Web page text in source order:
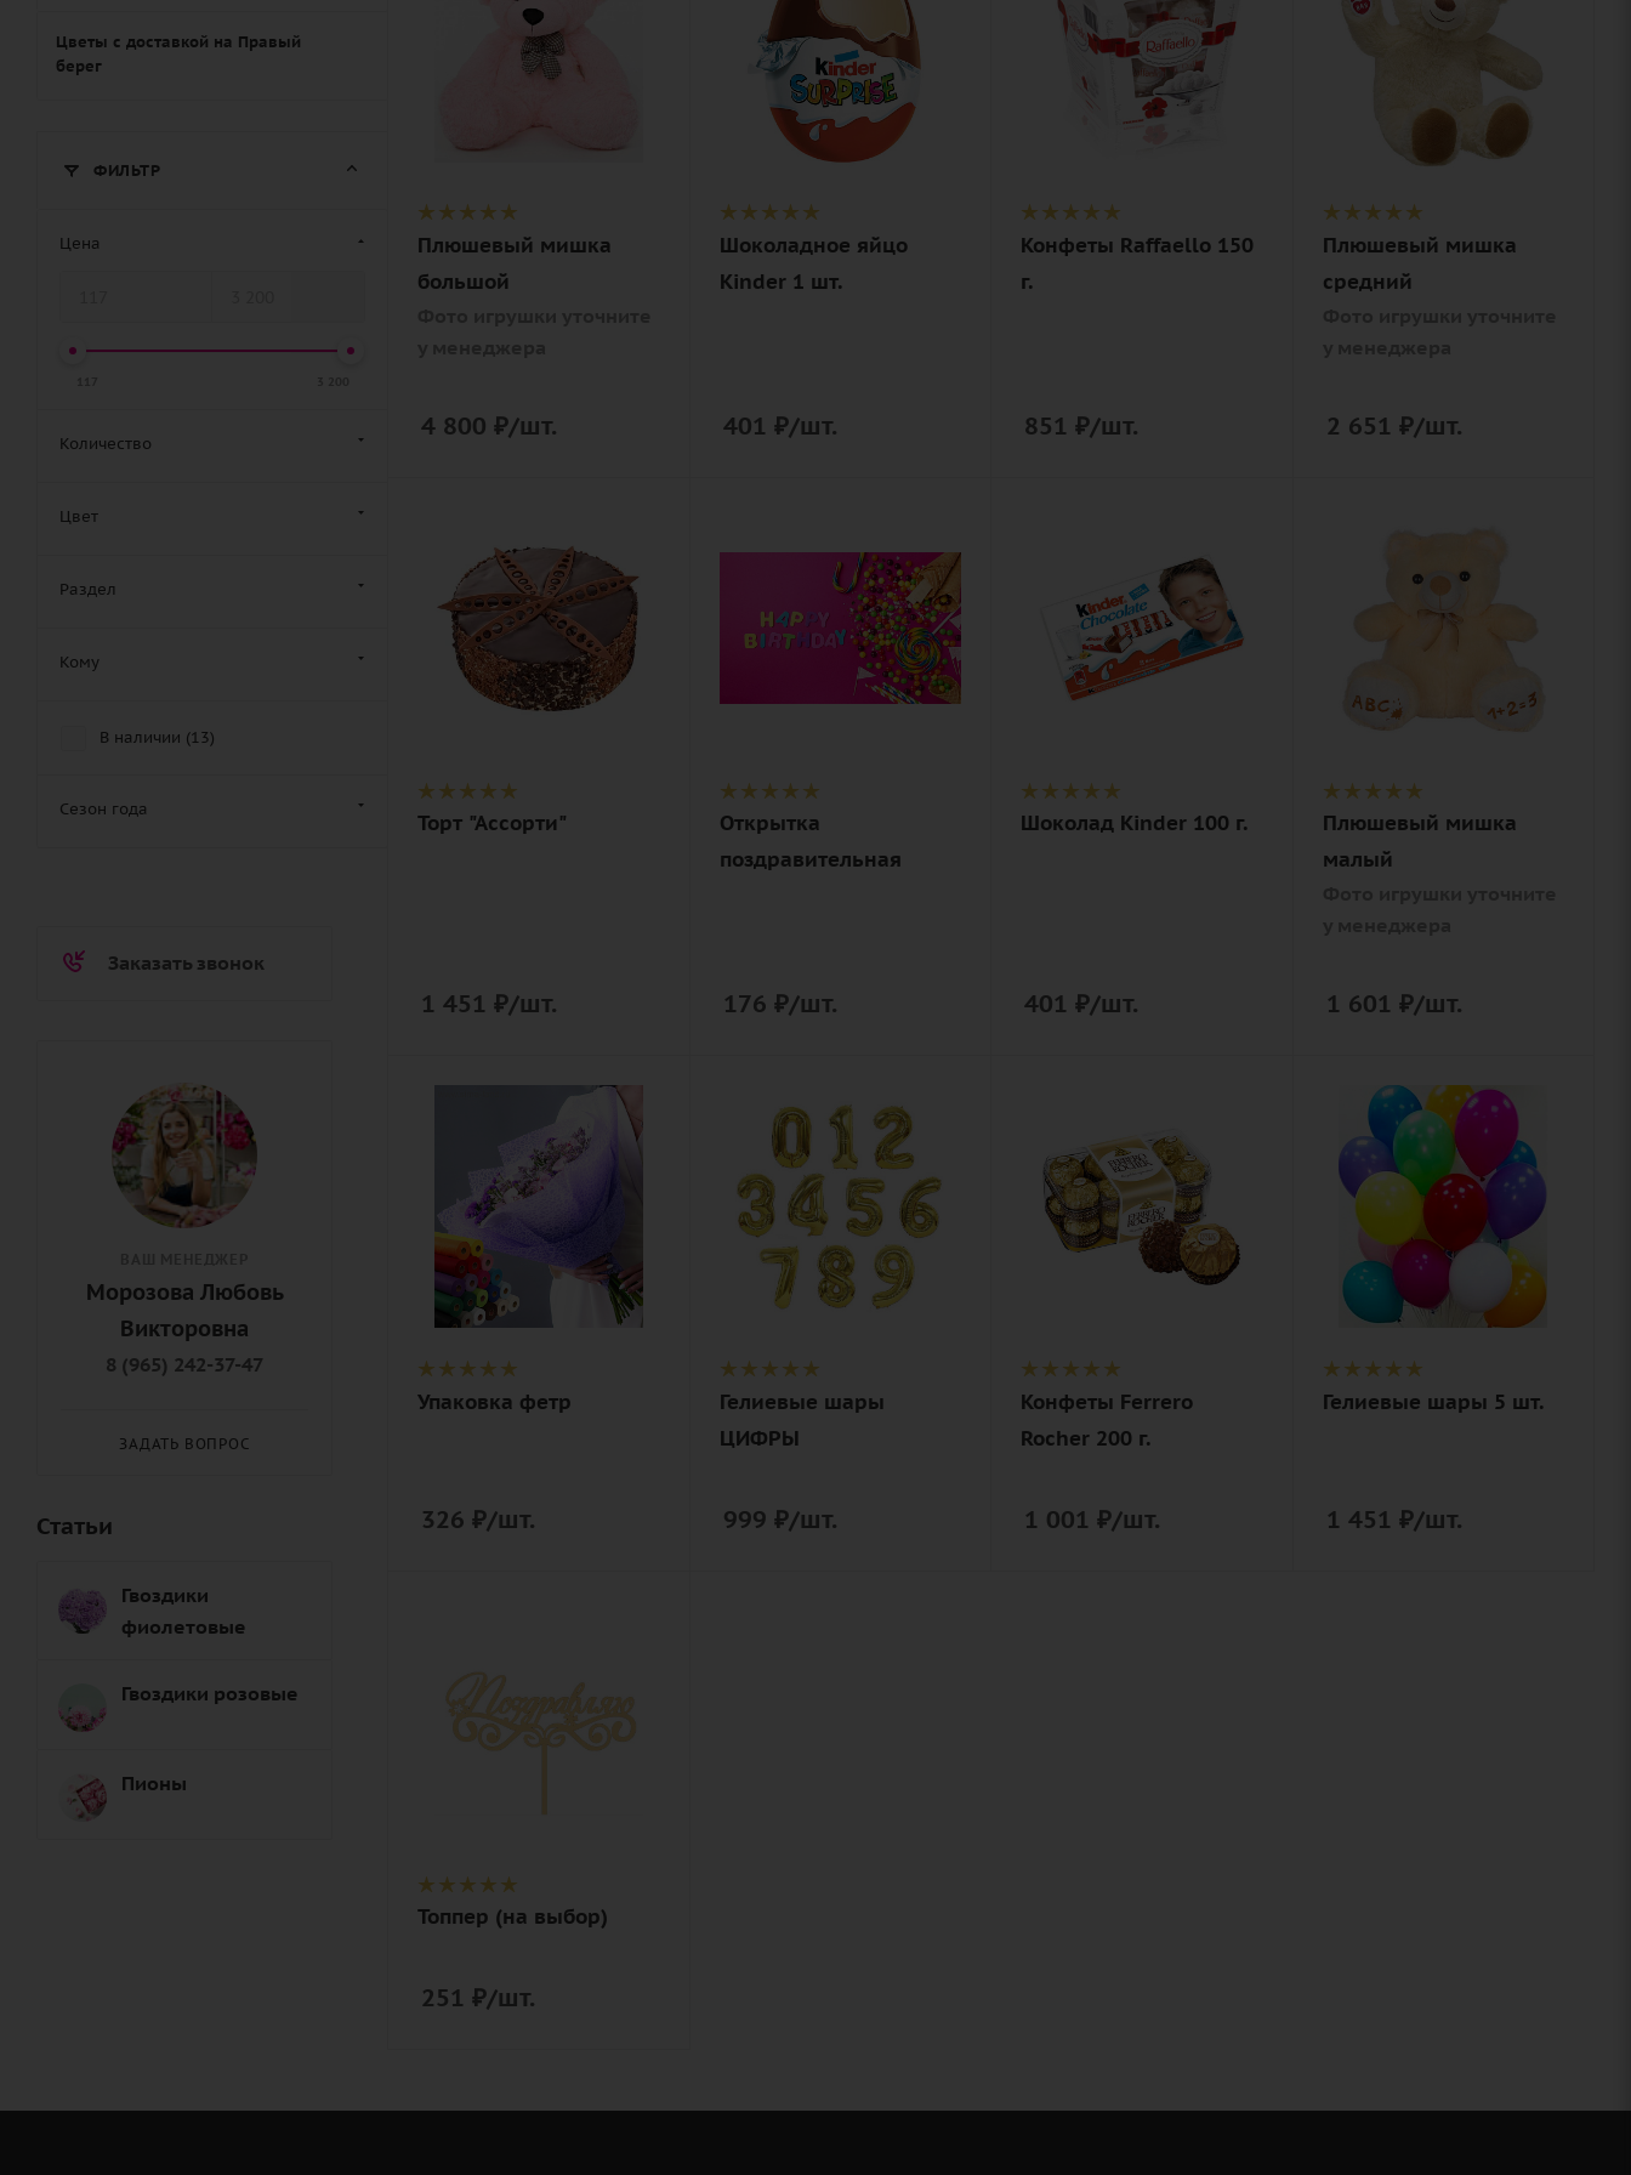
Фото игрушки
уточните у
Описание
Плюшевый мишка
большой
4 800 ₽/шт.
Описание
шоколадное
изделие
Шоколадное яйцо
Kinder 1 шт.
401 ₽/шт.
Описание
конфеты
Raffaello
Конфеты Raffaello 150
г.
851 ₽/шт.
Внимание
менеджера
Плюшевый мишка
средний
2 651 ₽/шт.
Описание
торт
Торт "Ассорти"
1 451 ₽/шт.
1
открытка
Открытка
поздравительная
176 ₽/шт.
шоколадное
изделие
Шоколад Kinder 100 г.
401 ₽/шт.
Фото игрушки
Описание
Плюшевый мишка
малый
1 601 ₽/шт.
Описание
дизайнерская
упаковка
Упаковка фетр
326 ₽/шт.
Описание
гелиевый шар,
лента
Гелиевые шары
ЦИФРЫ
999 ₽/шт.
Описание
конфеты
Ferrero Rocher
Конфеты Ferrero
Rocher 200 г.
1 001 ₽/шт.
Количество
разноцветный
Описание
гелиевый шар,
лента
Гелиевые шары 5 шт.
1 451 ₽/шт.
Описание
топпер
Топпер (на выбор)
251 ₽/шт.
Цветы с доставкой на Правый
берег
ФИЛЬТР
Цена
Количество
Цвет
Раздел
Кому
В наличии (13)
Сезон года
Заказать звонок
Морозова Любовь
Викторовна
8 (965) 242-37-47
ЗАДАТЬ ВОПРОС
Статьи
Гвоздики
фиолетовые
Гвоздики розовые
Пионы